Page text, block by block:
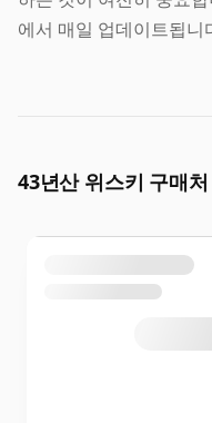
에서 매일 업데이트됩니
43년산 위스키 구매처